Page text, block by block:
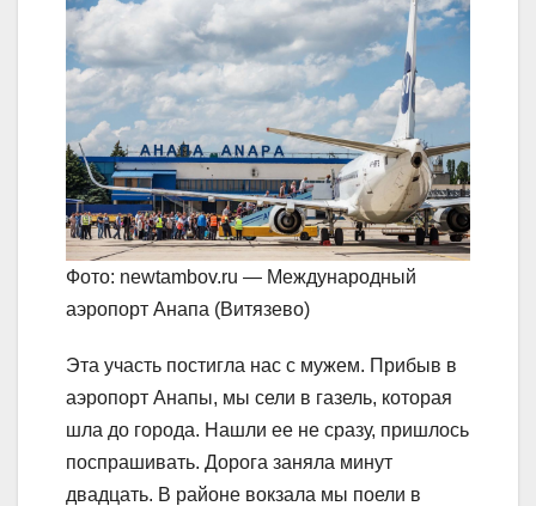
Фото: newtambov.ru — Международный
аэропорт Анапа (Витязево)
Эта участь постигла нас с мужем. Прибыв в
аэропорт Анапы, мы сели в газель, которая
шла до города. Нашли ее не сразу, пришлось
поспрашивать. Дорога заняла минут
двадцать. В районе вокзала мы поели в